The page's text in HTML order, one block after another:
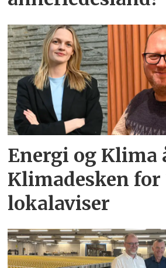
Energi og Klima
Klimadesken for
lokalaviser